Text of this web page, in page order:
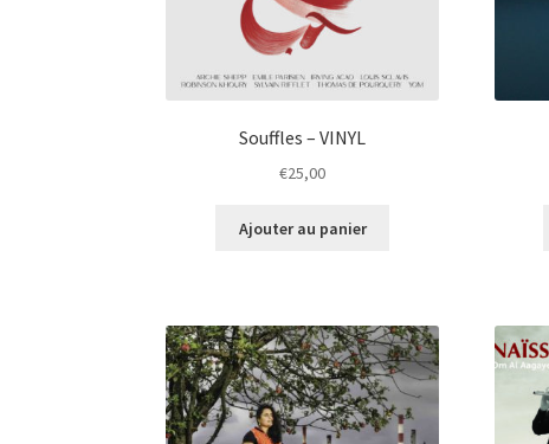
Souffles – VINYL
€25,00
Ajouter au panier